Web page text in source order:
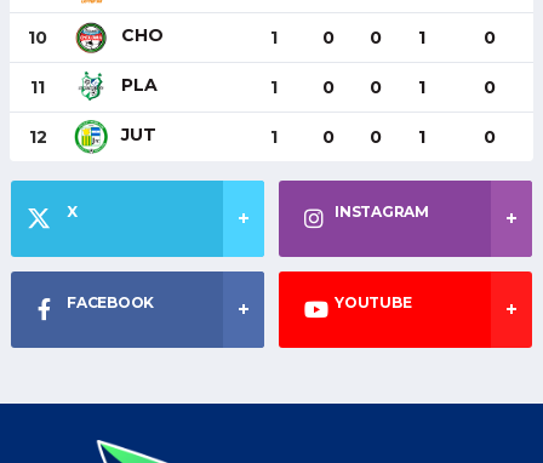
10 CHO 1 0 0 1 0
11 PLA 1 0 0 1 0
12 JUT 1 0 0 1 0
X INSTAGRAM
FACEBOOK YOUTUBE